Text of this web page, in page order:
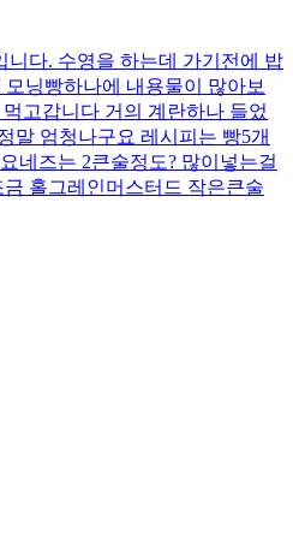
니다. 수영을 하는데 가기전에 밥
닝빵하나에 내용물이 많아보
고갑니다 거의 계란하나 들었
말 엄청나구요 레시피는 빵5개
네즈는 2큰술정도? 많이넣는걸
홀그레인머스터드 작은큰술